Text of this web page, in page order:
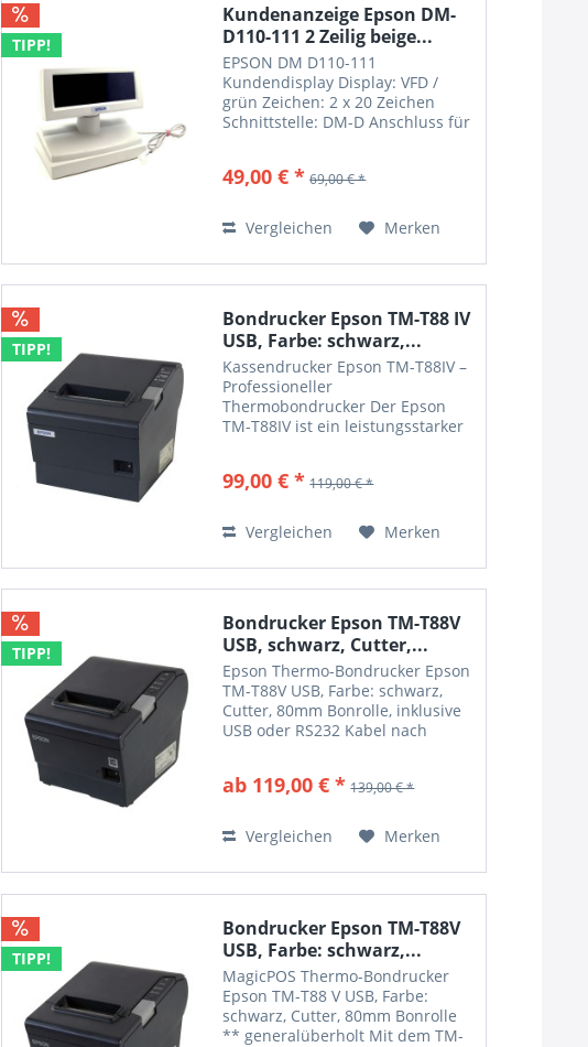
TIPP!
Kundenanzeige Epson DM-
D110-111 2 Zeilig beige...
EPSON DM D110-111
Kundendisplay Display: VFD /
grün Zeichen: 2 x 20 Zeichen
Schnittstelle: DM-D Anschluss für
Kundenanzeige mit DM-D Kabel
TM...
49,00 € * 69,00 € *
Vergleichen Merken
TIPP!
Bondrucker Epson TM-T88 IV
USB, Farbe: schwarz,...
Kassendrucker Epson TM-T88IV –
Professioneller
Thermobondrucker Der Epson
TM-T88IV ist ein leistungsstarker
of Sale. Als vierte Generation der
überzeugt...
99,00 € * 119,00 € *
Vergleichen Merken
TIPP!
Bondrucker Epson TM-T88V
USB, schwarz, Cutter,...
Epson Thermo-Bondrucker Epson
TM-T88V USB, Farbe: schwarz,
Cutter, 80mm Bonrolle, inklusive
USB oder RS232 Kabel nach
Entwicklung von POS-
Durchbruch. Die...
ab 119,00 € * 139,00 € *
Vergleichen Merken
TIPP!
Bondrucker Epson TM-T88V
USB, Farbe: schwarz,...
MagicPOS Thermo-Bondrucker
Epson TM-T88 V USB, Farbe:
schwarz, Cutter, 80mm Bonrolle
** generalüberholt Mit dem TM-